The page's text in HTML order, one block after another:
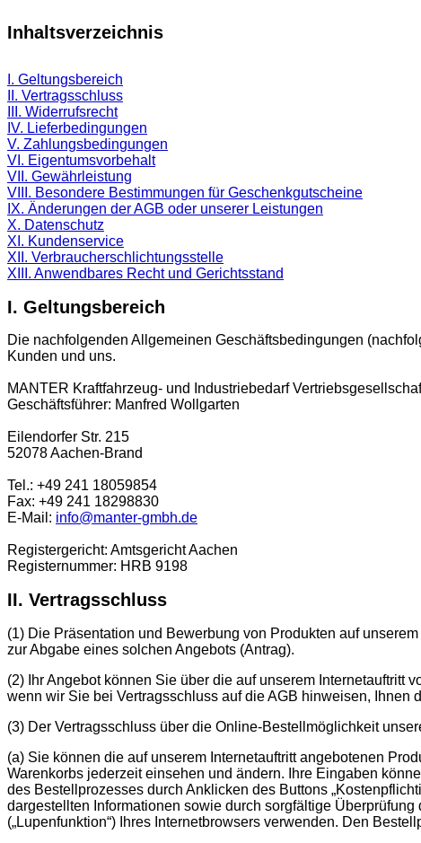
Inhaltsverzeichnis
I. Geltungsbereich
II. Vertragsschluss
III. Widerrufsrecht
IV. Lieferbedingungen
V. Zahlungsbedingungen
VI. Eigentumsvorbehalt
VII. Gewährleistung
VIII. Besondere Bestimmungen für Geschenkgutscheine
IX. Änderungen der AGB oder unserer Leistungen
X. Datenschutz
XI. Kundenservice
XII. Verbraucherschlichtungsstelle
XIII. Anwendbares Recht und Gerichtsstand
I. Geltungsbereich
Die nachfolgenden Allgemeinen Geschäftsbedingungen
Kunden und uns.
MANTER Kraftfahrzeug- und Industriebedarf
Geschäftsführer: Manfred Wollgarten
Eilendorfer Str. 215
52078 Aachen-Brand
Tel.: +49 241 18059854
Fax: +49 241 18298830
E-Mail: info@manter-gmbh.de
Registergericht: Amtsgericht Aachen
Registernummer: HRB 9198
II. Vertragsschluss
(1) Die Präsentation und Bewerbung von Produkten auf
zur Abgabe eines solchen Angebots (Antrag).
(2) Ihr Angebot können Sie über die auf unserem Internetauftritt
wenn wir Sie bei Vertragsschluss auf die AGB hinweisen,
(3) Der Vertragsschluss über die Online-Bestellmöglichkeit
(a) Sie können die auf unserem Internetauftritt angebotenen
Warenkorbs jederzeit einsehen und ändern. Ihre Eingaben
des Bestellprozesses durch Anklicken des Buttons
dargestellten Informationen sowie durch sorgfältige
(„Lupenfunktion“) Ihres Internetbrowsers verwenden. Den